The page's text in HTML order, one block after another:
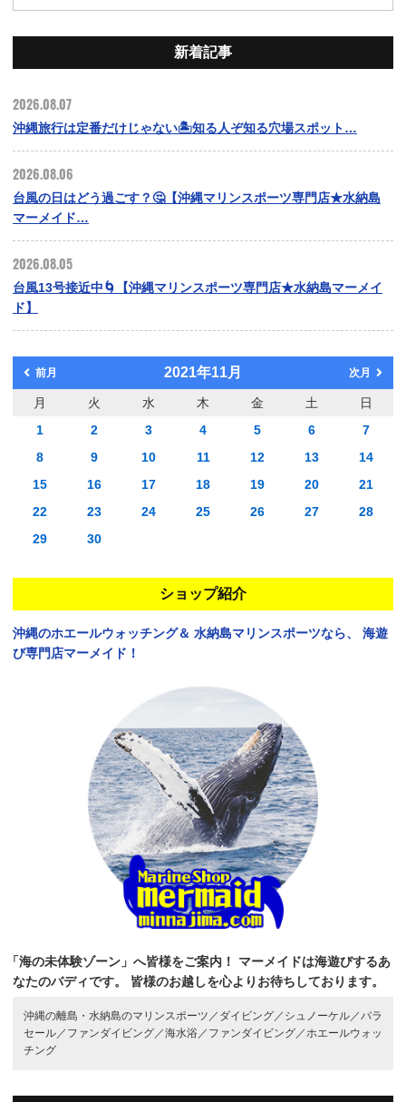
新着記事
2026.08.07
沖縄旅行は定番だけじゃない🏝️知る人ぞ知る穴場スポット…
2026.08.06
台風の日はどう過ごす？🤔【沖縄マリンスポーツ専門店★水納島
マーメイド…
2026.08.05
台風13号接近中🌀【沖縄マリンスポーツ専門店★水納島マーメイ
ド】
前月 2021年11月 次月
月 火 水 木 金 土
日
1
2 3 4 5 6
7
8
9 10 11 12 13
14
15
16 17 18 19 20
21
22
23 24 25 26 27
28
29
30
ショップ紹介
沖縄のホエールウォッチング＆ 水納島マリンスポーツなら、
海遊
び専門店マーメイド！
「海の未体験ゾーン」へ皆様をご案内！
マーメイドは海遊びするあ
なたのバディです。
皆様のお越しを心よりお待ちしております。
沖縄の離島・水納島のマリンスポーツ／ ダイビング／ シュノーケル／パラ
セール／ ファンダイビング／海水浴／ ファンダイビング／ホエールウォッ
チング